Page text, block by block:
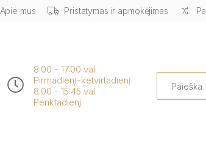
Apie mus Pristatymas ir apmokėjimas
8:00 - 17:00 val.
Pirmadienį-ketvirtadienį
8:00 - 15:45 val.
Penktadienį
Search